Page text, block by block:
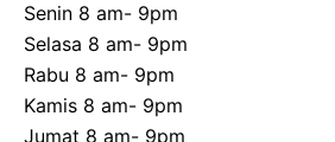
Senin 8 am- 9pm
Selasa 8 am- 9pm
Rabu 8 am- 9pm
Kamis 8 am- 9pm
Jumat 8 am- 9pm